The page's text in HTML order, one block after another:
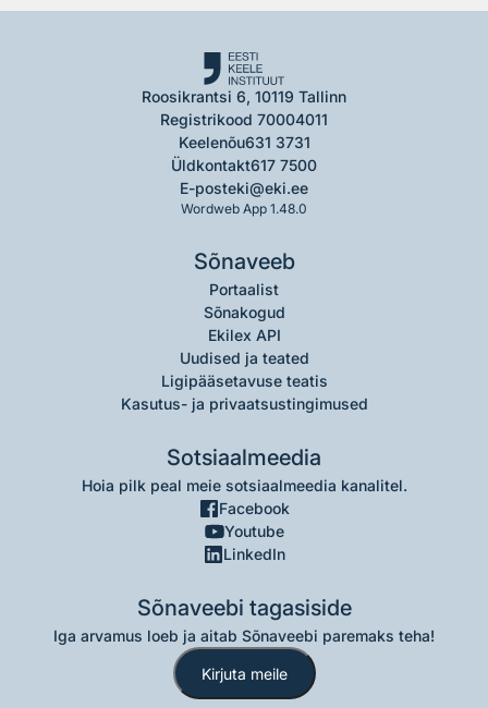
Roosikrantsi 6, 10119 Tallinn
Registrikood 70004011
Keelenõu631 3731
Üldkontakt617 7500
E-posteki@eki.ee
Wordweb App 1.48.0
Sõnaveeb
Portaalist
Sõnakogud
Ekilex API
Uudised ja teated
Ligipääsetavuse teatis
Kasutus- ja privaatsustingimused
Sotsiaalmeedia
Hoia pilk peal meie sotsiaalmeedia kanalitel.
Facebook
Youtube
LinkedIn
Sõnaveebi tagasiside
Iga arvamus loeb ja aitab Sõnaveebi paremaks teha!
Kirjuta meile